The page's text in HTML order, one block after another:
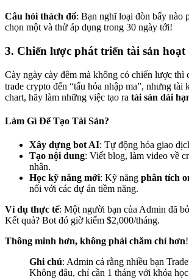
Câu hỏi thách đố: Bạn nghĩ loại đòn bẩy nào
chọn một và thử áp dụng trong 30 ngày tới!
3. Chiến lược phát triển tài sản hoạt
Cày ngày cày đêm mà không có chiến lược
trade crypto đến “tẩu hỏa nhập ma”, nhưng
chart, hãy làm những việc tạo ra tài sản dài
Làm Gì Để Tạo Tài Sản?
Xây dựng bot AI: Tự động hóa giao
Tạo nội dung: Viết blog, làm video về
nhân.
Học kỹ năng mới: Kỹ năng phân tích
nối với các dự án tiềm năng.
Ví dụ thực tế: Một người bạn của Admin đã
Kết quả? Bot đó giờ kiếm $2,000/tháng.
Thông minh hơn, không phải chăm chỉ hơn!
Ghi chú: Admin cá rằng nhiều bạn
Không đâu, chỉ cần 1 tháng với khóa